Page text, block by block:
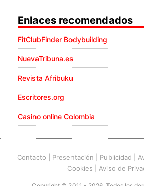
Enlaces recomendados
FitClubFinder Bodybuilding
NuevaTribuna.es
Revista Afribuku
Escritores.org
Casino online Colombia
Contacto Presentación Publicidad
Cookies
Aviso de